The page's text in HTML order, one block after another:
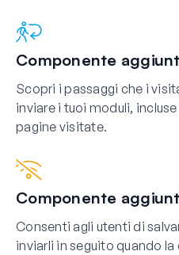
Componente
Scopri i passaggi che i
inviare i tuoi moduli,
pagine visitate.
Componente
Consenti agli utenti di
inviarli in seguito quando